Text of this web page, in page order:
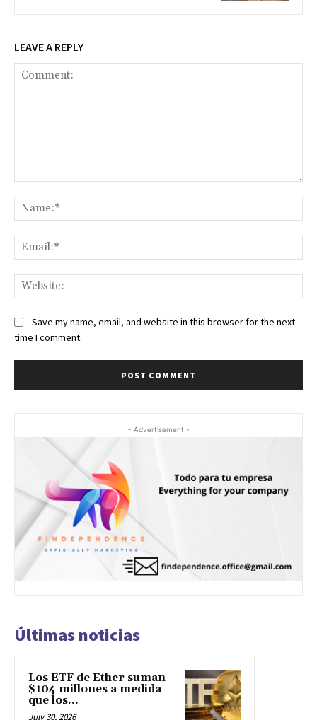
LEAVE A REPLY
Save my name, email, and website in this browser for the next
time I comment.
- Advertisement -
Últimas noticias
Los ETF de Ether suman
$104 millones a medida
que los...
July 30, 2026